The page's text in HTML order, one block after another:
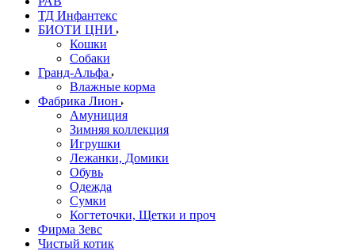
ТД Инфантекс
БИОТИ ЦНИ
Кошки
Собаки
Гранд-Альфа
Влажные корма
Фабрика Лион
Амуниция
Зимняя коллекция
Игрушки
Лежанки, Домики
Обувь
Одежда
Сумки
Когтеточки, Щетки и проч
Фирма Зевс
Чистый котик